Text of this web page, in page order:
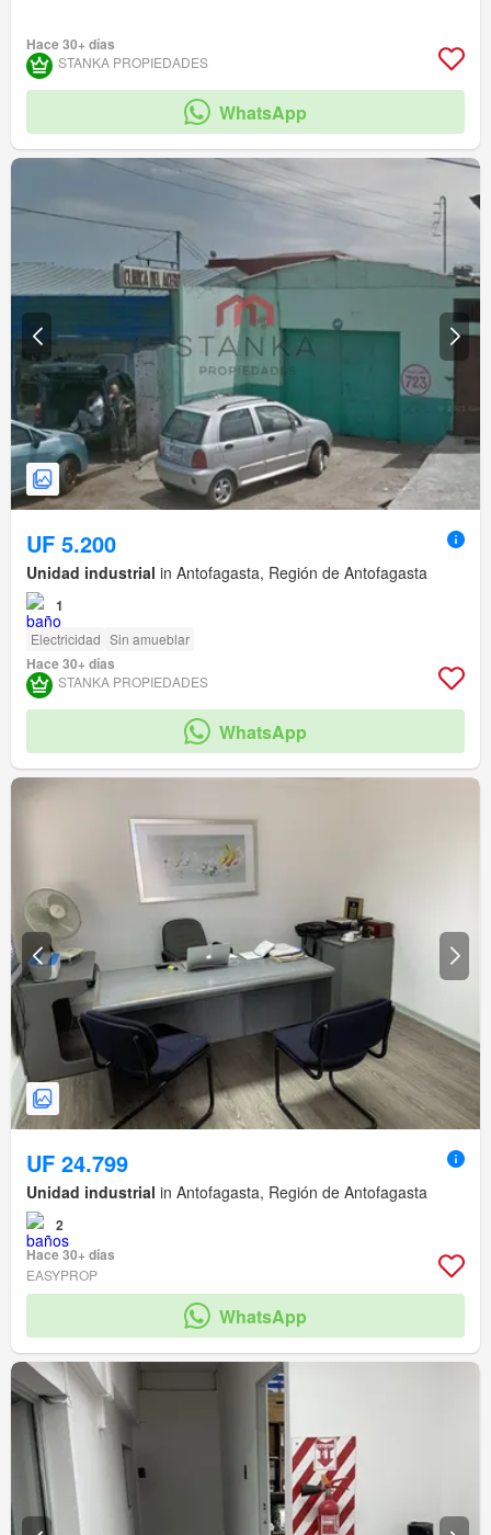
Hace 30+ días
STANKA PROPIEDADES
WhatsApp
UF 5.200
Unidad industrial in Antofagasta, Región de Antofagasta
1
Electricidad Sin amueblar
Hace 30+ días
STANKA PROPIEDADES
WhatsApp
UF 24.799
Unidad industrial in Antofagasta, Región de Antofagasta
2
Hace 30+ días
EASYPROP
WhatsApp